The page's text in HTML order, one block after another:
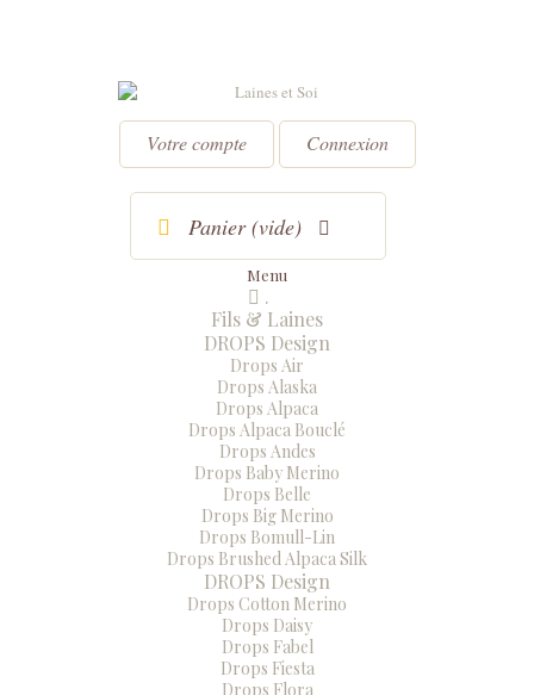
Votre compte Connexion
Panier (vide)
Menu
.
Fils & Laines
DROPS Design
Drops Air
Drops Alaska
Drops Alpaca
Drops Alpaca Bouclé
Drops Andes
Drops Baby Merino
Drops Belle
Drops Big Merino
Drops Bomull-Lin
Drops Brushed Alpaca Silk
DROPS Design
Drops Cotton Merino
Drops Daisy
Drops Fabel
Drops Fiesta
Drops Flora